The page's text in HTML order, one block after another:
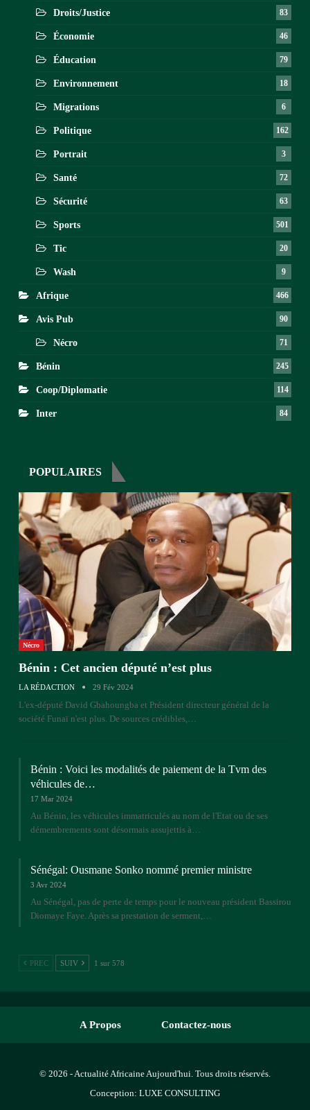
Droits/Justice 83
Économie 46
Éducation 79
Environnement 18
Migrations 6
Politique 162
Portrait 3
Santé 72
Sécurité 63
Sports 501
Tic 20
Wash 9
Afrique 466
Avis Pub 90
Nécro 71
Bénin 245
Coop/Diplomatie 114
Inter 84
POPULAIRES
Nécro
Bénin : Cet ancien député n’est plus
LA RÉDACTION 29 Fév 2024
L'ex-député David Gbahoungba et Président directeur général de la
société Funaï n'est plus. De sources crédibles,…
Bénin : Voici les modalités de paiement de la Tvm des
véhicules de…
17 Mar 2024
Au Bénin, les véhicules immatriculés au nom de l'Etat ou de ses
démembrements sont désormais assujettis à…
Sénégal: Ousmane Sonko nommé premier ministre
3 Avr 2024
Au Sénégal, pas de perte de temps pour le nouveau président Bassirou
Diomaye Faye. Après sa prestation de serment,…
PREC SUIV 1 sur 578
A Propos Contactez-nous
© 2026 - Actualité Africaine Aujourd'hui. Tous droits réservés.
Conception: LUXE CONSULTING